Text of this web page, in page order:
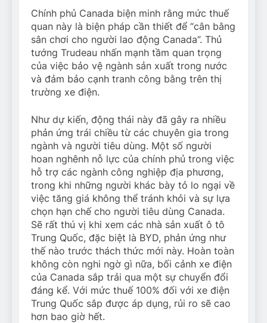
Chính phủ Canada biện minh rằng mức thuế
quan này là biện pháp cần thiết để “cân bằng
sân chơi cho người lao động Canada”. Thủ
tướng Trudeau nhấn mạnh tầm quan trọng
của việc bảo vệ ngành sản xuất trong nước
và đảm bảo cạnh tranh công bằng trên thị
trường xe điện.
Như dự kiến, động thái này đã gây ra nhiều
phản ứng trái chiều từ các chuyên gia trong
ngành và người tiêu dùng. Một số người
hoan nghênh nỗ lực của chính phủ trong việc
hỗ trợ các ngành công nghiệp địa phương,
trong khi những người khác bày tỏ lo ngại về
việc tăng giá không thể tránh khỏi và sự lựa
chọn hạn chế cho người tiêu dùng Canada.
Sẽ rất thú vị khi xem các nhà sản xuất ô tô
Trung Quốc, đặc biệt là BYD, phản ứng như
thế nào trước thách thức mới này. Hoàn toàn
không còn nghi ngờ gì nữa, bối cảnh xe điện
của Canada sắp trải qua một sự chuyển đổi
đáng kể. Với mức thuế 100% đối với xe điện
Trung Quốc sắp được áp dụng, rủi ro sẽ cao
hơn bao giờ hết.